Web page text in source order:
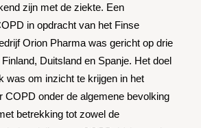
zijn met de ziekte. Een
in opdracht van het Finse
Orion Pharma was gericht op drie
Duitsland en Spanje. Het doel
was om inzicht te krijgen in het
COPD onder de algemene bevolking
betrekking tot zowel de